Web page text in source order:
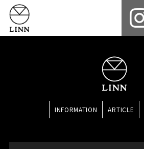
INFORMATION ARTICLE